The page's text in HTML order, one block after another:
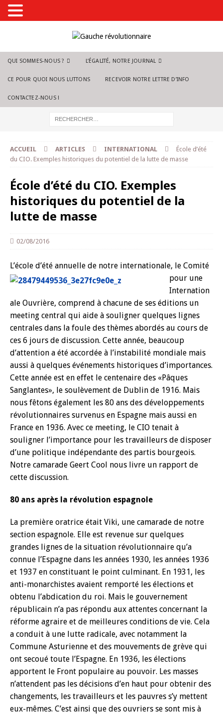
QUI SOMMES-NOUS ? L’ÉGALITÉ, NOTRE JOURNAL
CE POUR QUOI NOUS LUTTONS RECEVOIR NOTRE LETTRE D’INFO
CONTACTEZ-NOUS !
ACCUEIL ARTICLES INTERNATIONAL
École d’été
du CIO. Exemples historiques du potentiel de la lutte de masse
École d’été du CIO. Exemples
historiques du potentiel de la
lutte de masse
02/08/2016
L’école d’été annuelle de notre internationale, le Comité
pour une
Internation
ale Ouvrière, comprend à chacune de ses éditions un
meeting central qui aide à souligner quelques lignes
centrales dans la foule des thèmes abordés au cours de
ces 6 jours de discussion. Cette année, beaucoup
d’attention a été accordée à l’instabilité mondiale mais
aussi à quelques événements historiques d’importances.
Cette année est en effet le centenaire des «Pâques
Sanglantes», le soulèvement de Dublin de 1916. Mais
nous fêtons également les 80 ans des développements
révolutionnaires survenus en Espagne mais aussi en
France en 1936. Avec ce meeting, le CIO tenait à
souligner l’importance pour les travailleurs de disposer
d’une politique indépendante des partis bourgeois.
Notre camarade Geert Cool nous livre un rapport de
cette discussion.
80 ans après la révolution espagnole
La première oratrice était Viki, une camarade de notre
section espagnole. Elle est revenue sur quelques
grandes lignes de la situation révolutionnaire qu’a
connue l’Espagne dans les années 1930, les années 1936
et 1937 en constituant le point culminant. En 1931, les
anti-monarchistes avaient remporté les élections et
obtenu l’abdication du roi. Mais le gouvernement
républicain n’a pas répondu aux attentes concernant la
réforme agraire et de meilleures conditions de vie. Cela
a conduit à une lutte radicale, avec notamment la
Commune Asturienne et des mouvements de grève qui
ont secoué toute l’Espagne. En 1936, les élections
apportent le Front populaire au pouvoir. Les masses
n’attendent pas les décisions d’en haut pour obtenir des
changements, les travailleurs et les pauvres s’y mettent
eux-mêmes. C’est ainsi que des ouvriers se sont mis à